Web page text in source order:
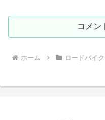
コメン
ホーム ロードバイク